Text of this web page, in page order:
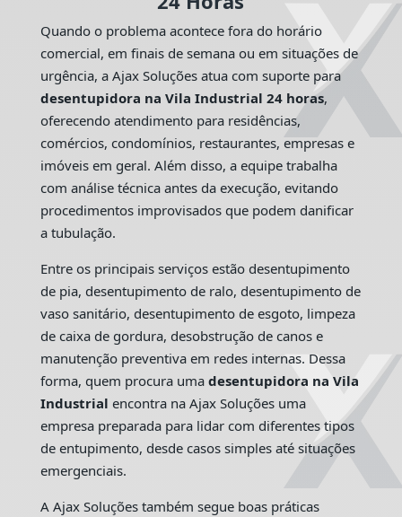
Quando o problema acontece fora do horário
comercial, em finais de semana ou em situações de
urgência, a Ajax Soluções atua com suporte para
desentupidora na Vila Industrial 24 horas,
oferecendo atendimento para residências,
comércios, condomínios, restaurantes, empresas e
imóveis em geral. Além disso, a equipe trabalha
com análise técnica antes da execução, evitando
procedimentos improvisados que podem danificar
a tubulação.
Entre os principais serviços estão desentupimento
de pia, desentupimento de ralo, desentupimento de
vaso sanitário, desentupimento de esgoto, limpeza
de caixa de gordura, desobstrução de canos e
manutenção preventiva em redes internas. Dessa
forma, quem procura uma desentupidora na Vila
Industrial encontra na Ajax Soluções uma
empresa preparada para lidar com diferentes tipos
de entupimento, desde casos simples até situações
emergenciais.
A Ajax Soluções também segue boas práticas